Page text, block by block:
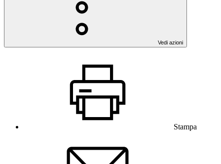
Vedi azioni
Stampa